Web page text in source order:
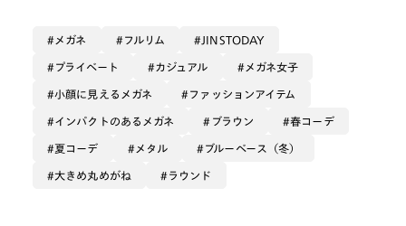
同シリーズの【UMF-22A-210_85(ダークブラウン)】
より、片レンズあたり2mm程横幅が小さめ。
大きめながら、ジャストサイズ寄りでかけたい方はこち
らがオススメです。
耳元や鼻パッドが店舗調整可能なタイプなので、店舗に
お持ち込みいただければまつ毛や頬に当たりにくいよう
調整出来ます◎
メガネ フルリム JINSTODAY
プライベート カジュアル メガネ女子
小顔に見えるメガネ ファッションアイテム
インパクトのあるメガネ ブラウン 春コーデ
夏コーデ メタル ブルーベース（冬）
大きめ丸めがね ラウンド